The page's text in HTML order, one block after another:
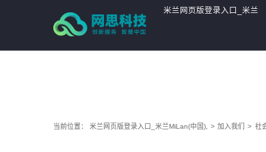
米兰网页版登录入口_米兰
当前位置： 米兰网页版登录入口_米兰MiLan(中国), > 加入我们 > 社